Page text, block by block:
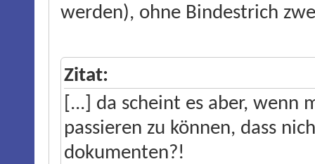
werden), ohne Bindestrich
Zitat:
[...] da scheint es aber,
passieren zu können, dass
dokumenten?!